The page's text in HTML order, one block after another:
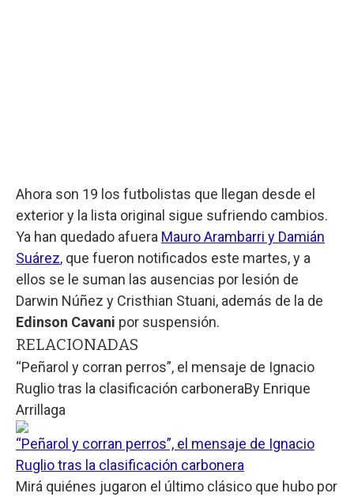
Ahora son 19 los futbolistas que llegan desde el
exterior y la lista original sigue sufriendo cambios.
Ya han quedado afuera Mauro Arambarri y Damián
Suárez, que fueron notificados este martes, y a
ellos se le suman las ausencias por lesión de
Darwin Núñez y Cristhian Stuani, además de la de
Edinson Cavani por suspensión.
RELACIONADAS
“Peñarol y corran perros”, el mensaje de Ignacio
Ruglio tras la clasificación carboneraBy Enrique
Arrillaga
“Peñarol y corran perros”, el mensaje de Ignacio
Ruglio tras la clasificación carbonera
Mirá quiénes jugaron el último clásico que hubo por